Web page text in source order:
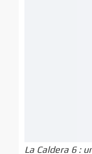
La Caldera 6 :